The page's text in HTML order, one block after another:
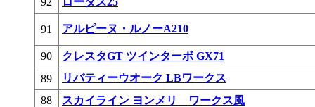
91 アルピーヌ・ルノーA210
90
クレスタGT ツインターボ GX71
89
リバティーウオーク LBワークス
88
スカイライン ヨンメリ ワークス風